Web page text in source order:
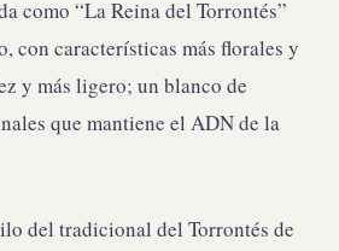
como “La Reina del Torrontés”
con características más florales y
y más ligero; un blanco de
que mantiene el ADN de la
del tradicional del Torrontés de